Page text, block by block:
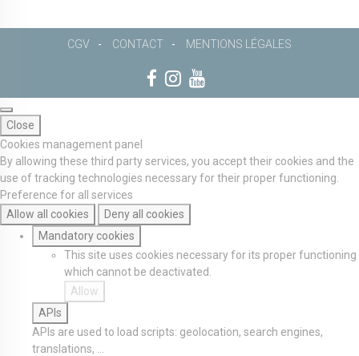
CGV CONTACT MENTIONS LÉGALES
Close
Cookies management panel
By allowing these third party services, you accept their cookies and the
use of tracking technologies necessary for their proper functioning.
Preference for all services
Allow all cookies
Deny all cookies
Mandatory cookies
This site uses cookies necessary for its proper functioning
which cannot be deactivated.
Allow
APIs
APIs are used to load scripts: geolocation, search engines,
translations, ...